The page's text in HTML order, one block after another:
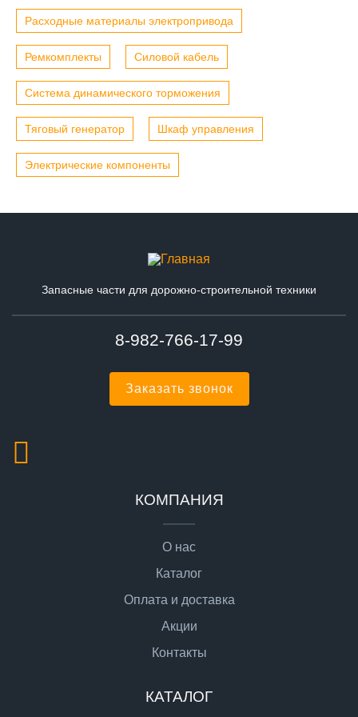
Расходные материалы электропривода
Ремкомплекты Силовой кабель
Система динамического торможения
Тяговый генератор Шкаф управления
Электрические компоненты
Запасные части для дорожно-строительной техники
8-982-766-17-99
Заказать звонок
КОМПАНИЯ
О нас
Каталог
Оплата и доставка
Акции
Контакты
КАТАЛОГ